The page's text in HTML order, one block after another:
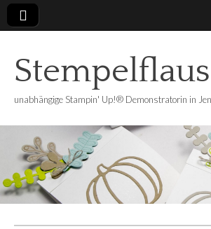
unabhängige Stampin' Up!® Demonstratorin in